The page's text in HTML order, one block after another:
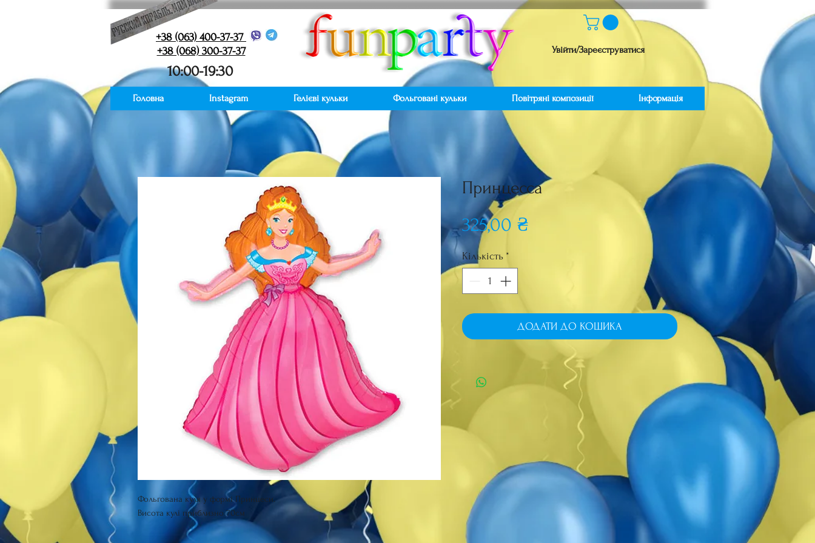
+38 (063) 400-37-37
+38 (068) 300-37-37
10:00-19:30
Увійти/Зареєструватися
Фольгована куля у формі Принцеси.
Висота кулі приблизно 70см
Принцесса
325,00 ₴Ціна
Кількість *
ДОДАТИ ДО КОШИКА
Головна Instagram Гелієві кульки Фольговані кульки Повітряні композиції Інформація